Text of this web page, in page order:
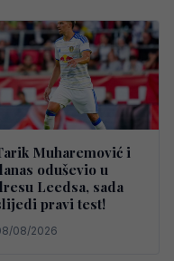
Muharemović i
oduševio u
Leedsa, sada
pravi test!
08/2026